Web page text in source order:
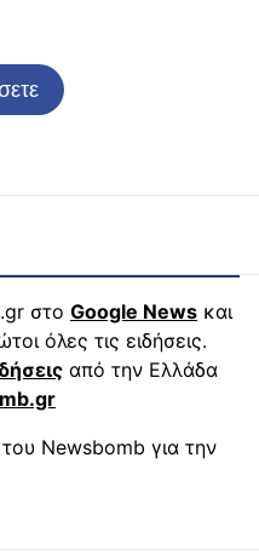
στο Google News και
όλες τις ειδήσεις.
από την Ελλάδα
του Newsbomb για την